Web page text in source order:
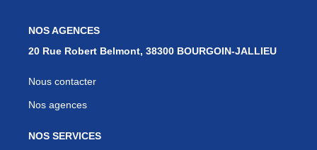
NOS AGENCES
20 Rue Robert Belmont, 38300 BOURGOIN-JALLIEU
Nous contacter
Nos agences
NOS SERVICES